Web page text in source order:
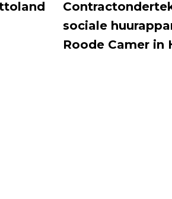
sociale
Roode Camer in